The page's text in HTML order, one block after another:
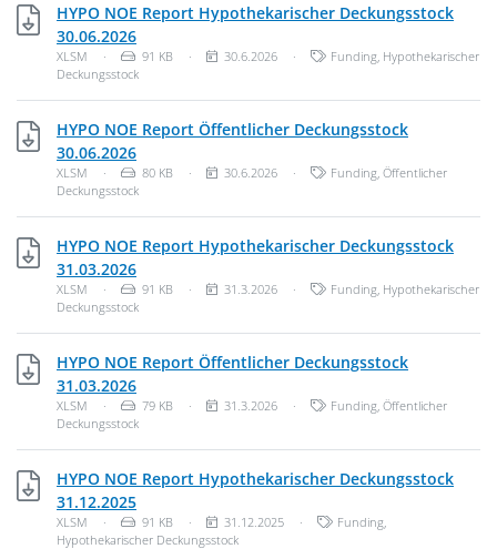
HYPO NOE Report Hypothekarischer Deckungsstock
30.06.2026XLSM, 91 KB
Dateityp: Unbekannter Dateityp
XLSM · Dateigröße:
91 KB · Veröffentlichungsdatum:
30.6.2026 · Kategorien:
Funding, Hypothekarischer
Deckungsstock
HYPO NOE Report Öffentlicher Deckungsstock
30.06.2026XLSM, 80 KB
Dateityp: Unbekannter Dateityp
XLSM · Dateigröße:
80 KB · Veröffentlichungsdatum:
30.6.2026 · Kategorien:
Funding, Öffentlicher
Deckungsstock
HYPO NOE Report Hypothekarischer Deckungsstock
31.03.2026XLSM, 91 KB
Dateityp: Unbekannter Dateityp
XLSM · Dateigröße:
91 KB · Veröffentlichungsdatum:
31.3.2026 · Kategorien:
Funding, Hypothekarischer
Deckungsstock
HYPO NOE Report Öffentlicher Deckungsstock
31.03.2026XLSM, 79 KB
Dateityp: Unbekannter Dateityp
XLSM · Dateigröße:
79 KB · Veröffentlichungsdatum:
31.3.2026 · Kategorien:
Funding, Öffentlicher
Deckungsstock
HYPO NOE Report Hypothekarischer Deckungsstock
31.12.2025XLSM, 91 KB
Dateityp: Unbekannter Dateityp
XLSM · Dateigröße:
91 KB · Veröffentlichungsdatum:
31.12.2025 · Kategorien:
Funding,
Hypothekarischer Deckungsstock